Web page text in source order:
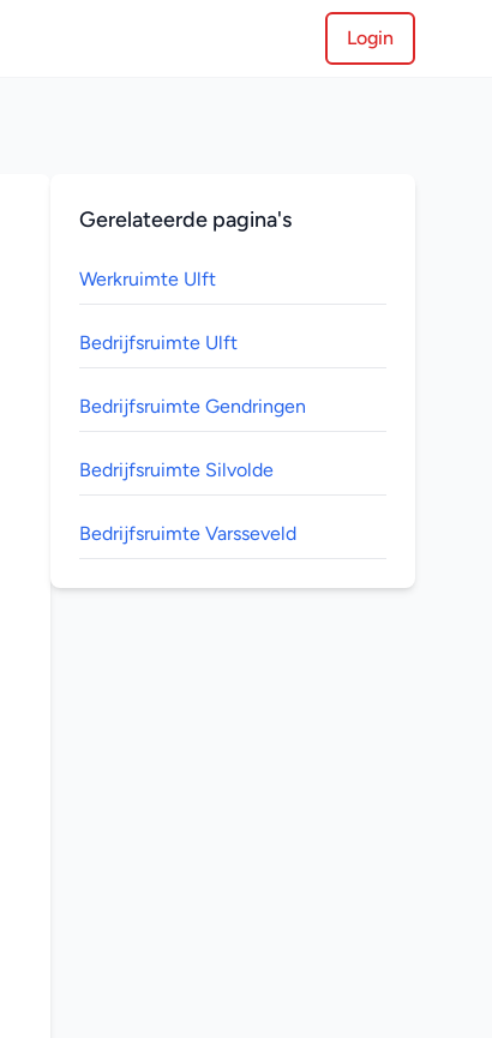
Login
Gerelateerde pagina's
Werkruimte Ulft
Bedrijfsruimte Ulft
Bedrijfsruimte Gendringen
Bedrijfsruimte Silvolde
Bedrijfsruimte Varsseveld